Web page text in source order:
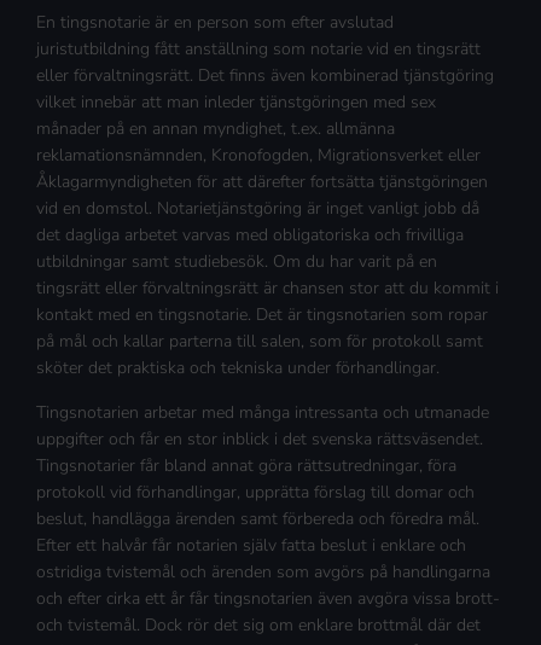
En tingsnotarie är en person som efter avslutad
juristutbildning fått anställning som notarie vid en tingsrätt
eller förvaltningsrätt. Det finns även kombinerad tjänstgöring
vilket innebär att man inleder tjänstgöringen med sex
månader på en annan myndighet, t.ex. allmänna
reklamationsnämnden, Kronofogden, Migrationsverket eller
Åklagarmyndigheten för att därefter fortsätta tjänstgöringen
vid en domstol. Notarietjänstgöring är inget vanligt jobb då
det dagliga arbetet varvas med obligatoriska och frivilliga
utbildningar samt studiebesök. Om du har varit på en
tingsrätt eller förvaltningsrätt är chansen stor att du kommit i
kontakt med en tingsnotarie. Det är tingsnotarien som ropar
på mål och kallar parterna till salen, som för protokoll samt
sköter det praktiska och tekniska under förhandlingar.
Tingsnotarien arbetar med många intressanta och utmanade
uppgifter och får en stor inblick i det svenska rättsväsendet.
Tingsnotarier får bland annat göra rättsutredningar, föra
protokoll vid förhandlingar, upprätta förslag till domar och
beslut, handlägga ärenden samt förbereda och föredra mål.
Efter ett halvår får notarien själv fatta beslut i enklare och
ostridiga tvistemål och ärenden som avgörs på handlingarna
och efter cirka ett år får tingsnotarien även avgöra vissa brott-
och tvistemål. Dock rör det sig om enklare brottmål där det